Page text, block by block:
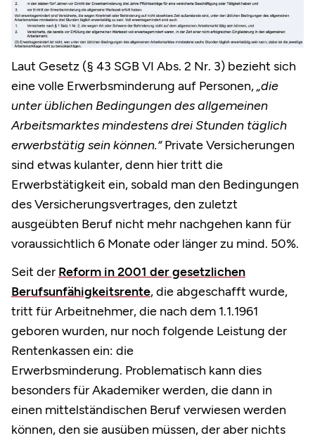
Laut Gesetz (§ 43 SGB VI Abs. 2 Nr. 3) bezieht sich
eine volle Erwerbsminderung auf Personen,„die
unter üblichen Bedingungen des allgemeinen
Arbeitsmarktes mindestens drei Stunden täglich
erwerbstätig sein können.“Private Versicherungen
sind etwas kulanter, denn hier tritt die
Erwerbstätigkeit ein, sobald man den Bedingungen
des Versicherungsvertrages, den zuletzt
ausgeübten Beruf nicht mehr nachgehen kann für
voraussichtlich 6 Monate oder länger zu mind. 50%.
Seit der Reform in 2001 der gesetzlichen
Berufsunfähigkeitsrente, die abgeschafft wurde,
tritt für Arbeitnehmer, die nach dem 1.1.1961
geboren wurden, nur noch folgende Leistung der
Rentenkassen ein: die
Erwerbsminderung. Problematisch kann dies
besonders für Akademiker werden, die dann in
einen mittelständischen Beruf verwiesen werden
können, den sie ausüben müssen, der aber nichts